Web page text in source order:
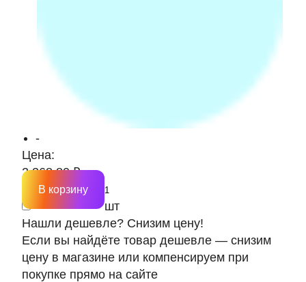
-
Цена:
2 368.80 ₽
шт
В корзину
Нашли дешевле? Снизим цену!
Если вы найдёте товар дешевле — снизим
цену в магазине или компенсируем при
покупке прямо на сайте